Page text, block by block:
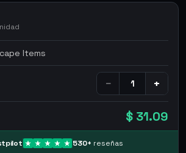
Items
− +
$ 31.09
530+ reseñas